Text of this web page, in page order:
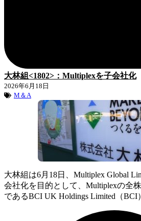
大林組<1802>：Multiplexを子会社化
2026年6月18日
M＆A
大林組は6月18日、Multiplex Global
会社化を目的として、Multiplexの全
であるBCI UK Holdings Limited（